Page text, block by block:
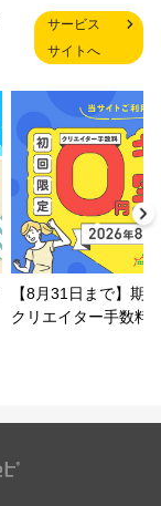
サービス
サイトへ
【8月31日まで】期
クリエイター手数料